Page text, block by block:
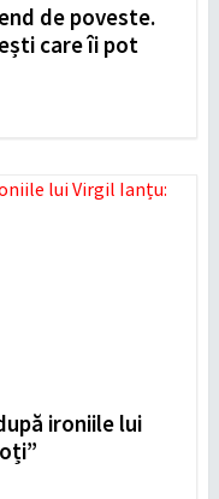
de poveste.
care îi pot
ironiile lui